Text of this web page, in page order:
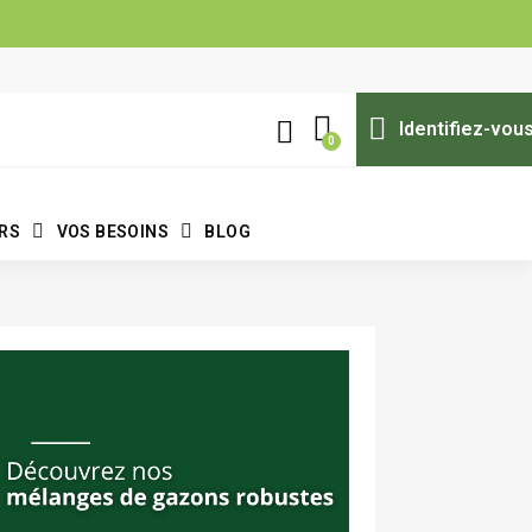
Identifiez-
VOS BESOINS BLOG